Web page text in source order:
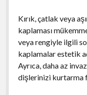
Kırık, çatlak veya
kaplaması
veya rengiyle ilgili
kaplamalar estetik
Ayrıca, daha az
dişlerinizi kurtarma